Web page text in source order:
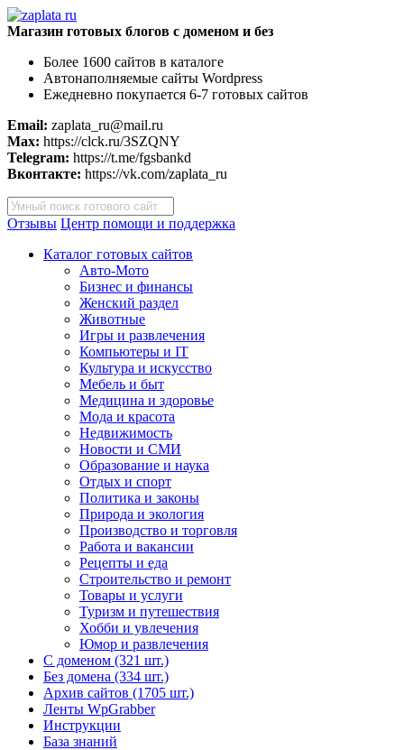
Магазин готовых блогов с доменом и без
Более 1600 сайтов в каталоге
Автонаполняемые сайты Wordpress
Ежедневно покупается 6-7 готовых сайтов
Email: zaplata_ru@mail.ru
Max: https://clck.ru/3SZQNY
Telegram: https://t.me/fgsbankd
Вконтакте: https://vk.com/zaplata_ru
Поиск
товаров
Отзывы Центр помощи и поддержка
Каталог готовых сайтов
Авто-Мото
Бизнес и финансы
Женский раздел
Животные
Игры и развлечения
Компьютеры и IT
Культура и искусство
Мебель и быт
Медицина и здоровье
Мода и красота
Недвижимость
Новости и СМИ
Образование и наука
Отдых и спорт
Политика и законы
Природа и экология
Производство и торговля
Работа и вакансии
Рецепты и еда
Строительство и ремонт
Товары и услуги
Туризм и путешествия
Хобби и увлечения
Юмор и развлечения
С доменом (321 шт.)
Без домена (334 шт.)
Архив сайтов (1705 шт.)
Ленты WpGrabber
Инструкции
База знаний